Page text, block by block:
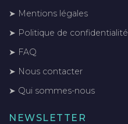
➤ Mentions légales
➤ Politique de confidentialité
➤ FAQ
➤ Nous contacter
➤ Qui sommes-nous
NEWSLETTER